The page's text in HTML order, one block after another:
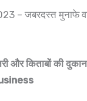
जबरदस्त मुनाफे
किताबों की